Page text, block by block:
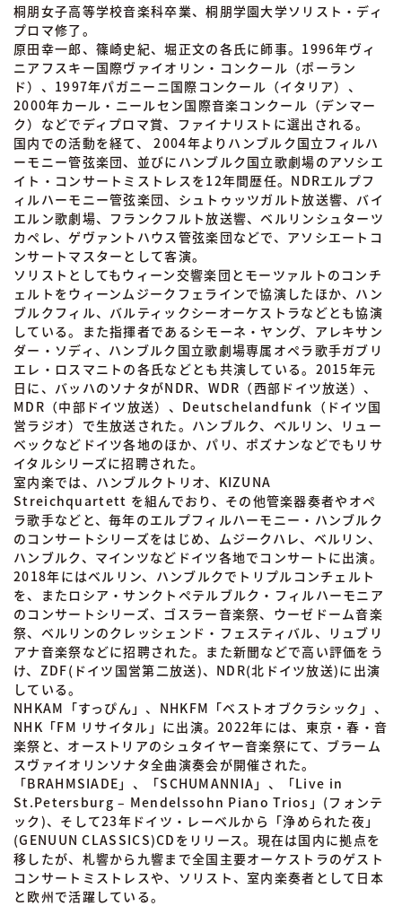
桐朋女子高等学校音楽科卒業、桐朋学園大学ソリスト・ディ
プロマ修了。
原田幸一郎、篠崎史紀、堀正文の各氏に師事。1996年ヴィ
ニアフスキー国際ヴァイオリン・コンクール（ポーラン
ド）、1997年パガニーニ国際コンクール（イタリア）、
2000年カール・ニールセン国際音楽コンクール（デンマー
ク）などでディプロマ賞、ファイナリストに選出される。
国内での活動を経て、 2004年よりハンブルク国立フィルハ
ーモニー管弦楽団、並びにハンブルク国立歌劇場のアソシエ
イト・コンサートミストレスを12年間歴任。NDRエルプフ
ィルハーモニー管弦楽団、シュトゥッツガルト放送響、バイ
エルン歌劇場、フランクフルト放送響、ベルリンシュターツ
カペレ、ゲヴァントハウス管弦楽団などで、アソシエートコ
ンサートマスターとして客演。
ソリストとしてもウィーン交響楽団とモーツァルトのコンチ
ェルトをウィーンムジークフェラインで協演したほか、ハン
ブルクフィル、バルティックシーオーケストラなどとも協演
している。また指揮者であるシモーネ・ヤング、アレキサン
ダー・ソディ、ハンブルク国立歌劇場専属オペラ歌手ガブリ
エレ・ロスマニトの各氏などとも共演している。2015年元
日に、バッハのソナタがNDR、WDR（西部ドイツ放送）、
MDR（中部ドイツ放送）、Deutschelandfunk（ドイツ国
営ラジオ）で生放送された。ハンブルク、ベルリン、リュー
ベックなどドイツ各地のほか、パリ、ポズナンなどでもリサ
イタルシリーズに招聘された。
室内楽では、ハンブルクトリオ、KIZUNA
Streichquartett を組んでおり、その他管楽器奏者やオペ
ラ歌手などと、毎年のエルプフィルハーモニー・ハンブルク
のコンサートシリーズをはじめ、ムジークハレ、ベルリン、
ハンブルク、マインツなどドイツ各地でコンサートに出演。
2018年にはベルリン、ハンブルクでトリプルコンチェルト
を、またロシア・サンクトペテルブルク・フィルハーモニア
のコンサートシリーズ、ゴスラー音楽祭、ウーゼドーム音楽
祭、ベルリンのクレッシェンド・フェスティバル、リュブリ
アナ音楽祭などに招聘された。また新聞などで高い評価をう
け、ZDF(ドイツ国営第二放送)、NDR(北ドイツ放送)に出演
している。
NHKAM「すっぴん」、NHKFM「ベストオブクラシック」、
NHK「FM リサイタル」に出演。2022年には、東京・春・音
楽祭と、オーストリアのシュタイヤー音楽祭にて、ブラーム
スヴァイオリンソナタ全曲演奏会が開催された。
「BRAHMSIADE」、「SCHUMANNIA」、「Live in
St.Petersburg – Mendelssohn Piano Trios」(フォンテ
ック)、そして23年ドイツ・レーベルから「浄められた夜」
(GENUUN CLASSICS)CDをリリース。現在は国内に拠点を
移したが、札響から九響まで全国主要オーケストラのゲスト
コンサートミストレスや、ソリスト、室内楽奏者として日本
と欧州で活躍している。